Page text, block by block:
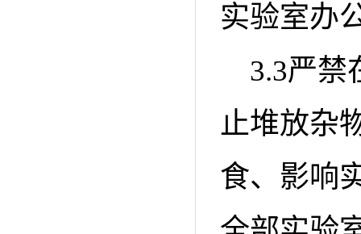
实验室办
3.3严禁
止堆放杂
食、影响